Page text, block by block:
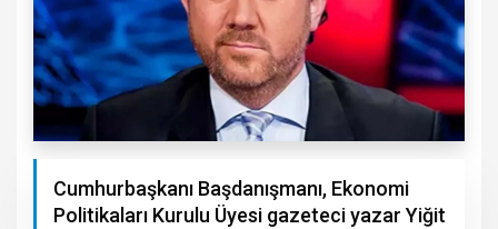
Cumhurbaşkanı Başdanışmanı, Ekonomi
Politikaları Kurulu Üyesi gazeteci yazar Yiğit